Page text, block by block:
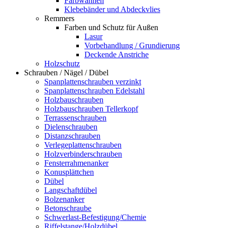
Klebebänder und Abdeckvlies
Remmers
Farben und Schutz für Außen
Lasur
Vorbehandlung / Grundierung
Deckende Anstriche
Holzschutz
Schrauben / Nägel / Dübel
Spanplattenschrauben verzinkt
Spanplattenschrauben Edelstahl
Holzbauschrauben
Holzbauschrauben Tellerkopf
Terrassenschrauben
Dielenschrauben
Distanzschrauben
Verlegeplattenschrauben
Holzverbinderschrauben
Fensterrahmenanker
Konusplättchen
Dübel
Langschaftdübel
Bolzenanker
Betonschraube
Schwerlast-Befestigung/Chemie
Riffelstange/Holzdübel